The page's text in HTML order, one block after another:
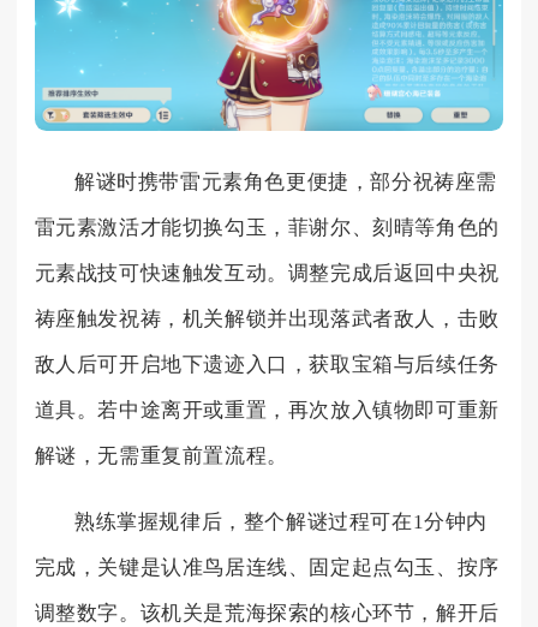
解谜时携带雷元素角色更便捷，部分祝祷座需
雷元素激活才能切换勾玉，菲谢尔、刻晴等角色的
元素战技可快速触发互动。调整完成后返回中央祝
祷座触发祝祷，机关解锁并出现落武者敌人，击败
敌人后可开启地下遗迹入口，获取宝箱与后续任务
道具。若中途离开或重置，再次放入镇物即可重新
解谜，无需重复前置流程。
熟练掌握规律后，整个解谜过程可在1分钟内
完成，关键是认准鸟居连线、固定起点勾玉、按序
调整数字。该机关是荒海探索的核心环节，解开后